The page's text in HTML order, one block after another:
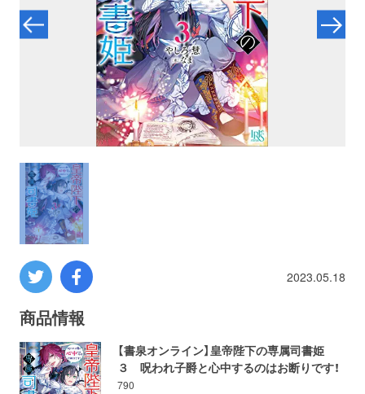
2023.05.18
商品情報
【書泉オンライン】皇帝陛下の専属司書姫
３ 呪われ子爵と心中するのはお断りです！
790
プロレス
コンピューター
ミリタリー
その他
イベント 特典
フェア